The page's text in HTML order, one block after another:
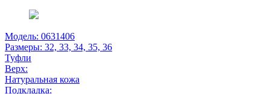
Модель: 0631406
Размеры: 32, 33, 34, 35, 36
Туфли
Верх:
Натуральная кожа
Подкладка: